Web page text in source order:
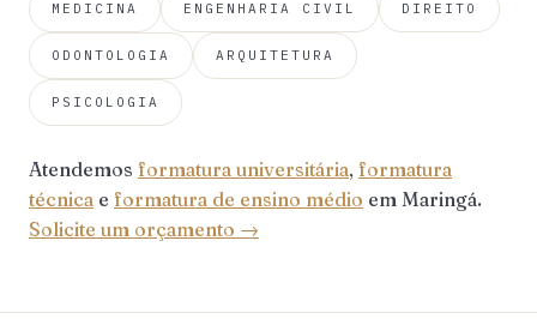
MEDICINA ENGENHARIA CIVIL DIREITO
ODONTOLOGIA ARQUITETURA
PSICOLOGIA
Atendemos formatura universitária, formatura
técnica e formatura de ensino médio em Maringá.
Solicite um orçamento →